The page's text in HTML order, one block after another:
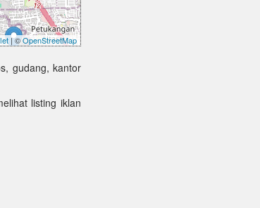
|©OpenStreetMap
gudang, kantor
listing iklan